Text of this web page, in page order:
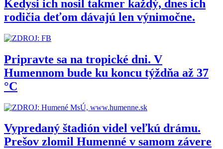
Kedysi ich nosil takmer každý, dnes ich
rodičia deťom dávajú len výnimočne.
Pripravte sa na tropické dni. V
Humennom bude ku koncu týždňa až 37
°C
Vypredaný štadión videl veľkú drámu.
Prešov zlomil Humenné v samom závere